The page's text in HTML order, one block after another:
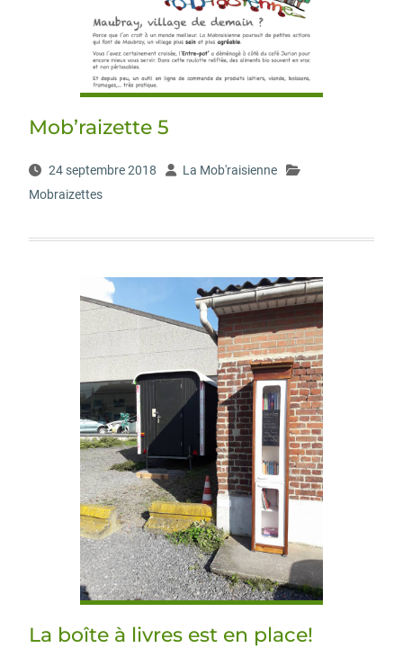
Mob’raizette 5
24 septembre 2018
La Mob'raisienne
Mobraizettes
La boîte à livres est en place!